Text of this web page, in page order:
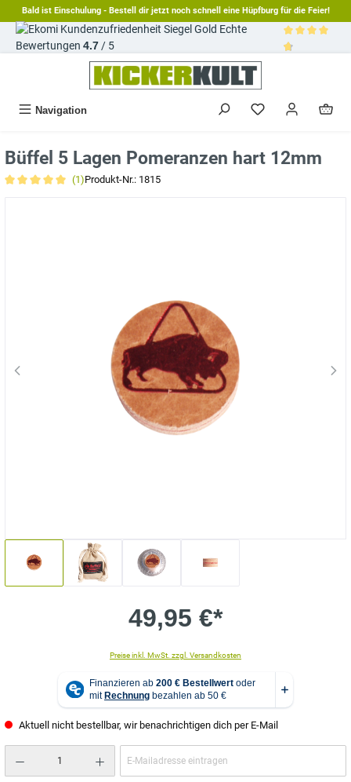
springen
Bald ist Einschulung - Bestell dir jetzt noch schnell eine Hüpfburg für die Feier!
Echte
Bewertungen 4.7/ 5
Navigation
Büffel 5 Lagen Pomeranzen hart 12mm
(1)Produkt-Nr.: 1815
49,95 €*
Preise inkl. MwSt. zzgl. Versandkosten
Aktuell nicht bestellbar, wir benachrichtigen dich per E-Mail